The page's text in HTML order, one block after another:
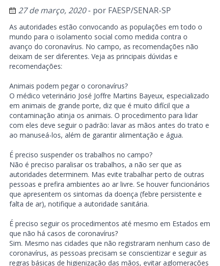
27 de março, 2020- por FAESP/SENAR-SP
As autoridades estão convocando as populações em todo o
mundo para o isolamento social como medida contra o
avanço do coronavírus. No campo, as recomendações não
deixam de ser diferentes. Veja as principais dúvidas e
recomendações:
Animais podem pegar o coronavírus?
O médico veterinário José Joffre Martins Bayeux, especializado
em animais de grande porte, diz que é muito difícil que a
contaminação atinja os animais. O procedimento para lidar
com eles deve seguir o padrão: lavar as mãos antes do trato e
ao manuseá-los, além de garantir alimentação e água.
É preciso suspender os trabalhos no campo?
Não é preciso paralisar os trabalhos, a não ser que as
autoridades determinem. Mas evite trabalhar perto de outras
pessoas e prefira ambientes ao ar livre. Se houver funcionários
que apresentem os sintomas da doença (febre persistente e
falta de ar), notifique a autoridade sanitária.
É preciso seguir os procedimentos até mesmo em Estados em
que não há casos de coronavírus?
Sim. Mesmo nas cidades que não registraram nenhum caso de
coronavírus, as pessoas precisam se conscientizar e seguir as
regras básicas de higienização das mãos, evitar aglomerações